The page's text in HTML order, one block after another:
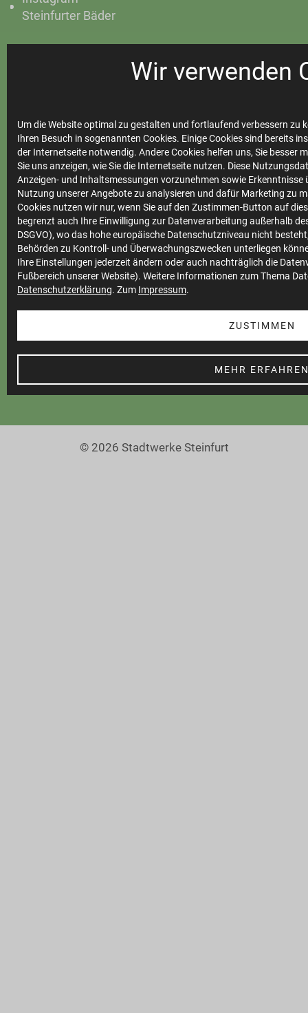
Wir verwenden
Um die Website optimal zu gestalten und fortlaufend verbessern
Ihren Besuch in sogenannten Cookies. Einige Cookies sind bereits
der Internetseite notwendig. Andere Cookies helfen uns, Sie besser
Sie uns anzeigen, wie Sie die Internetseite nutzen. Diese
Anzeigen- und Inhaltsmessungen vorzunehmen sowie Erkenntnisse
Nutzung unserer Angebote zu analysieren und dafür Marketing zu
Cookies nutzen wir nur, wenn Sie auf den Zustimmen-Button auf
begrenzt auch Ihre Einwilligung zur Datenverarbeitung außerhalb
DSGVO), wo das hohe europäische Datenschutzniveau nicht
Behörden zu Kontroll- und Überwachungszwecken unterliegen
Ihre Einstellungen jederzeit ändern oder auch nachträglich die
Fußbereich unserer Website). Weitere Informationen zum Thema
Datenschutzerklärung. Zum Impressum.
ZUSTIMMEN
MEHR
Steinfurter Bäder
Stadtwerke
Marktkommunikation
Vertrieb
Impressum
Datenschutz
Teilnahmebedingungen
Cookie Einstellungen
© 2026 Stadtwerke Steinfurt